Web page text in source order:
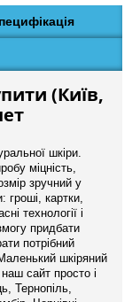
(Київ,
шкіри.
міцність,
зручний у
гроші, картки,
технології і
придбати
потрібний
шкіряний
сайт просто і
Тернопіль,